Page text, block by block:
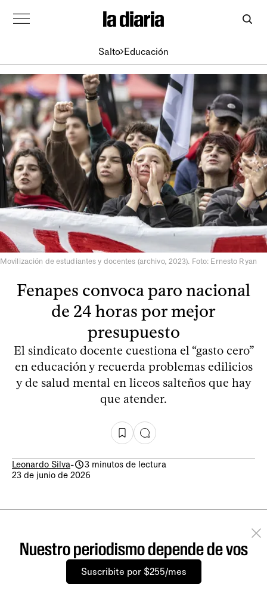
Salto Educación
Movilización de estudiantes y docentes (archivo, 2023). Foto: Ernesto Ryan
Fenapes convoca paro nacional
de 24 horas por mejor
presupuesto
El sindicato docente cuestiona el “gasto cero”
en educación y recuerda problemas edilicios
y de salud mental en liceos salteños que hay
que atender.
Leonardo Silva-
3 minutos de lectura
23 de junio de 2026
Nuestro periodismo depende de vos
Suscribite por $255/mes